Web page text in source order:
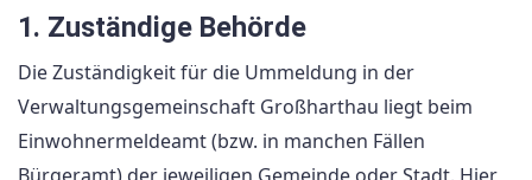
1. Zuständige Behörde
Die Zuständigkeit für die Ummeldung in der
Verwaltungsgemeinschaft Großharthau liegt beim
Einwohnermeldeamt (bzw. in manchen Fällen